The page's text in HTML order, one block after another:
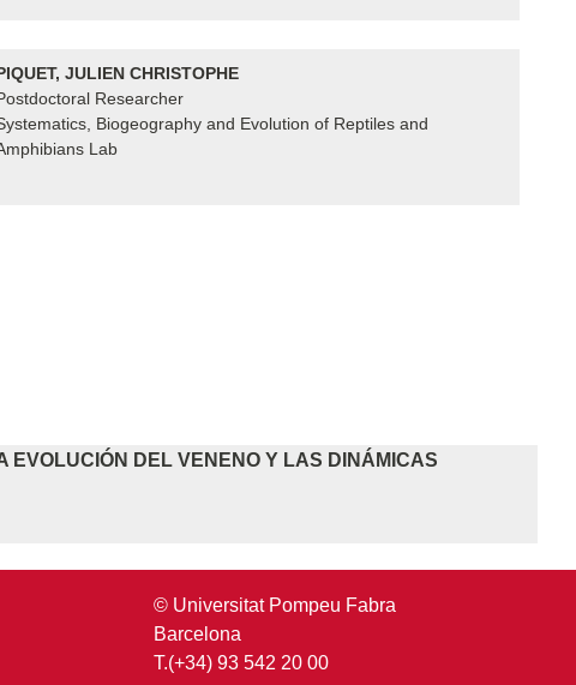
JULIEN CHRISTOPHE
Researcher
Biogeography and Evolution of Reptiles and
Lab
EVOLUCIÓN DEL VENENO Y LAS DINÁMICAS
© Universitat Pompeu Fabra
Barcelona
T.(+34) 93 542 20 00